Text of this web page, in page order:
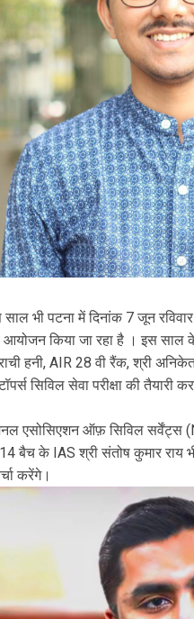
भी पटना में दिनांक 7 जून
आयोजन किया जा रहा है । इस
हनी, AIR 28 वी रैंक, श्री
सिविल सेवा परीक्षा की तैयारी
एसोसिएशन ऑफ़ सिविल सर्वेंट्स
बैच के IAS श्री संतोष कुमार राय भी
करेंगे।